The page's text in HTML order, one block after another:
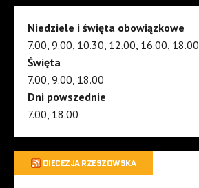
Niedziele i święta obowiązkowe
7.00, 9.00, 10.30, 12.00, 16.00, 18.00
Święta
7.00, 9.00, 18.00
Dni powszednie
7.00, 18.00
DIECEZJA RZESZOWSKA